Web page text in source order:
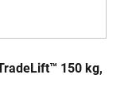
150 kg,